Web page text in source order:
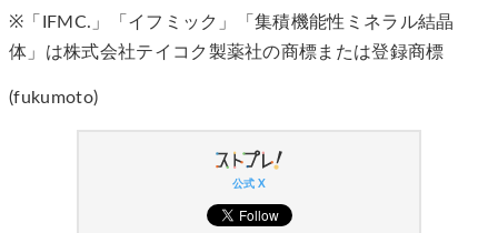
※「IFMC.」「イフミック」「集積機能性ミネラル結晶
体」は株式会社テイコク製薬社の商標または登録商標
(fukumoto)
公式 X